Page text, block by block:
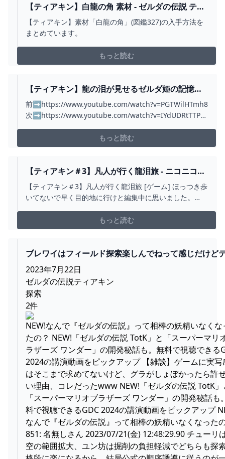
【ティアキン】白龍の角 素材 - ゼルダの伝説 ティ
アーズオブザキングダム 攻略WIKI ティアキン ：
ヘイグ攻略まとめWIKI
【ティアキン】素材「白龍の角」(図鑑327)の入手方法を
まとめています。
もっと読む
【ティアキン】龍の泪が見せるゼルダ姫の記憶
【ゼルダの伝説 ティアーズ オブ ザ キングダム】
#14 - YOUTUBE
前➡https://www.youtube.com/watch?v=PGTWilHTmh8
次➡https://www.youtube.com/watch?v=IYdUDRtTTPc
トhttps://www.youtube.com/playlist?list=...
もっと読む
【ティアキン＃3】凡人が行く龍泪旅 - ニコニコ動
画【ティアキン＃3】凡人が行く龍泪旅 [ゲーム] ほっつき歩
いてないで早く目的地に行けと編集中に思いました。
もっと読む
ブレワイはフィールド探索楽しんでねって感じだけど
アキンはストーリー重視だと思う・・・ - ゼルダの伝
とめ速報｜ティアキン｜ブレワイ
2023年7月22日
ゼルダの伝説ティアキン
探索
2件
NEW!なんで『ゼルダの伝説』って相棒の妖精いなくな
たの？ NEW!「ゼルダの伝説 TotK」と「スーパーマリ
ラザーズ ワンダー」の開発秘話も。無料で視聴できる
2024の講演動画をピックアップ 【雑談】ゲームに実写
はそこまで求めてないけど、グラがしょぼかったら許
い理由、コレだったwww NEW!「ゼルダの伝説 TotK」
「スーパーマリオブラザーズ ワンダー」の開発秘話も
料で視聴できるGDC 2024の講演動画をピックアップ
なんで『ゼルダの伝説』って相棒の妖精いなくなった
851: 名無しさん 2023/07/21(金) 12:48:29.90 チューリ
空の範囲拡大、ユン坊は掘削の負担軽減でどちらも探